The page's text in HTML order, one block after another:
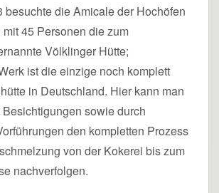
besuchte die Amicale der Hochöfen
45 Personen die zum
Völklinger Hütte;
ist die einzige noch komplett
in Deutschland. Hier kann man
sowie durch
den kompletten Prozess
von der Kokerei bis zum
nachverfolgen.